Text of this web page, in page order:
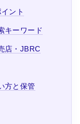
ント
キーワード
店・JBRC
方と保管